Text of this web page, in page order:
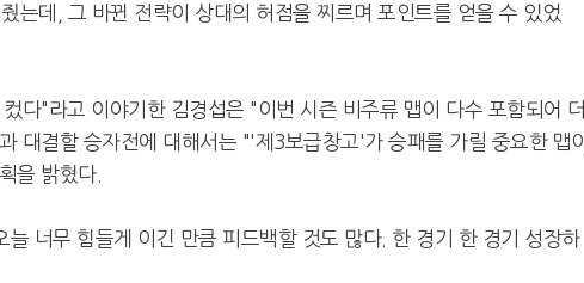
는데, 그 바뀐 전략이 상대의 허점을 찌르며 포인트를 얻을 수 있었
다"라고 이야기한 김경섭은 "이번 시즌 비주류 맵이 다수 포함되어 더
대결할 승자전에 대해서는 "'제3보급창고'가 승패를 가릴 중요한 맵이
을 밝혔다.
너무 힘들게 이긴 만큼 피드백할 것도 많다. 한 경기 한 경기 성장하